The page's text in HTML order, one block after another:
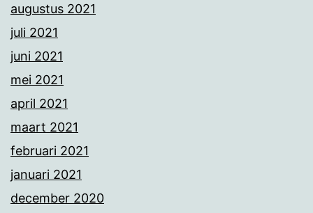
augustus 2021
juli 2021
juni 2021
mei 2021
april 2021
maart 2021
februari 2021
januari 2021
december 2020